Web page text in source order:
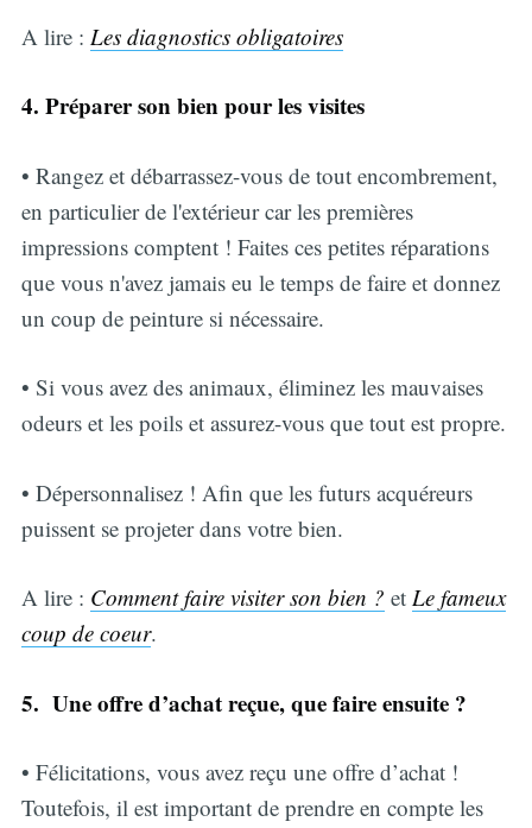
A lire : Les diagnostics obligatoires
4. Préparer son bien pour les visites
• Rangez et débarrassez-vous de tout encombrement,
en particulier de l'extérieur car les premières
impressions comptent ! Faites ces petites réparations
que vous n'avez jamais eu le temps de faire et donnez
un coup de peinture si nécessaire.
• Si vous avez des animaux, éliminez les mauvaises
odeurs et les poils et assurez-vous que tout est propre.
• Dépersonnalisez ! Afin que les futurs acquéreurs
puissent se projeter dans votre bien.
A lire : Comment faire visiter son bien ? et Le fameux
coup de coeur.
5. Une offre d’achat reçue, que faire ensuite ?
• Félicitations, vous avez reçu une offre d’achat !
Toutefois, il est important de prendre en compte les